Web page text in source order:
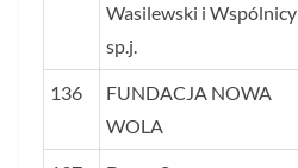
Wasilewski i Wspólnicy
sp.j.
136
FUNDACJA NOWA
WOLA